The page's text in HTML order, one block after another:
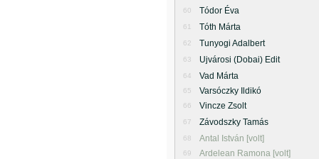
60 Tódor Éva
61 Tóth Márta
62 Tunyogi Adalbert
63 Ujvárosi (Dobai) Edit
64 Vad Márta
65 Varsóczky Ildikó
66 Vincze Zsolt
67 Závodszky Tamás
68 Antal István [volt]
69 Ardelean Ramona [volt]